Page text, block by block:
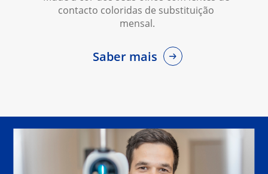
contacto coloridas de substituição
mensal.
Saber mais